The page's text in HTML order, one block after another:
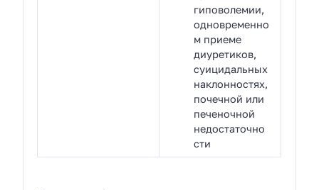
гиповолемии,
одновременно
м приеме
диуретиков,
суицидальных
наклонностях,
почечной или
печеночной
недостаточно
сти